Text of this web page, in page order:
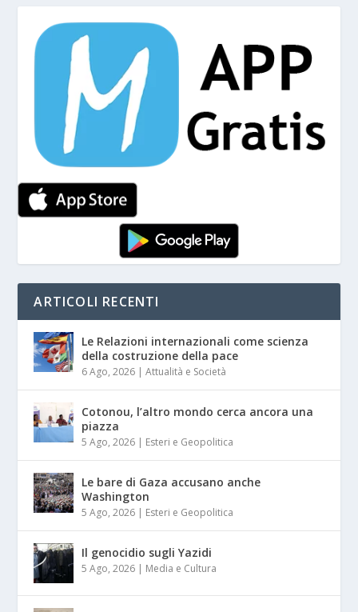
ARTICOLI RECENTI
Le Relazioni internazionali come scienza
della costruzione della pace
6 Ago, 2026 |Attualità e Società
Cotonou, l’altro mondo cerca ancora una
piazza
5 Ago, 2026 | Esteri e Geopolitica
Le bare di Gaza accusano anche
Washington
5 Ago, 2026 | Esteri e Geopolitica
Il genocidio sugli Yazidi
5 Ago, 2026 | Media e Cultura